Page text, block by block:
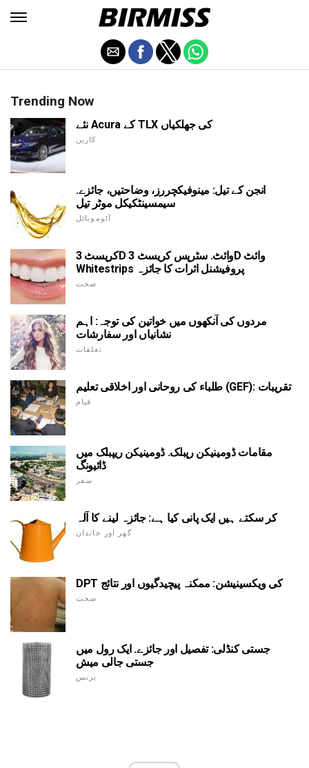
Trending Now
نئے Acura کے TLX کی جھلکیاں
کاریں
انجن کے تیل: مینوفیکچررز، وضاحتیں، جائزے.
سیمسینٹکیکل موٹر تیل
آٹوموبائل
کریسٹ 3D وائٹ. سٹرپس کریسٹ 3D وائٹ
Whitestrips پروفیشنل اثرات کا جائزہ
صحت
مردوں کی آنکھوں میں خواتین کی توجہ: اہم
نشانیاں اور سفارشات
تعلقات
طلباء کی روحانی اور اخلاقی تعلیم (GEF): تقریبات
قیام
مقامات ڈومینیکن رپبلک. ڈومینیکن ریپبلک میں
ڈائیونگ
سفر
کر سکتے ہیں ایک پانی کیا ہے: جائزہ لینے کا آلہ
گھر اور خاندان
DPT کی ویکسینیشن: ممکنہ پیچیدگیوں اور نتائج
صحت
جستی کنڈلی: تفصیل اور جائزے. ایک رول میں
جستی جالی میش
بزنس